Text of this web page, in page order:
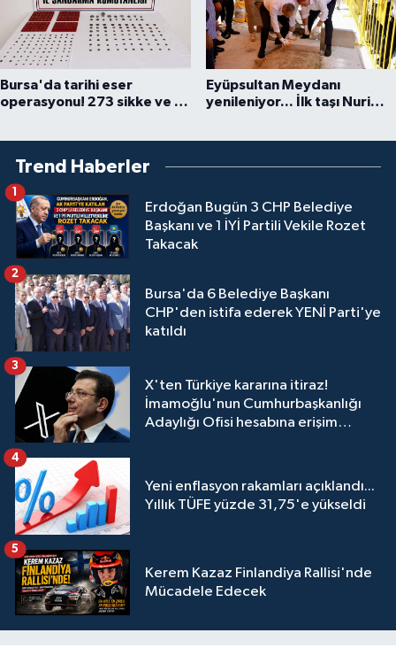
Bursa'da tarihi eser
operasyonu! 273 sikke ve 18
Eyüpsultan Meydanı
yenileniyor... İlk taşı Nuri
Trend Haberler
Erdoğan Bugün 3 CHP Belediye
Başkanı ve 1 İYİ Partili Vekile Rozet
Takacak
1
Bursa'da 6 Belediye Başkanı
CHP'den istifa ederek YENİ Parti'ye
katıldı
2
X'ten Türkiye kararına itiraz!
İmamoğlu'nun Cumhurbaşkanlığı
Adaylığı Ofisi hesabına erişim
3
Yeni enflasyon rakamları açıklandı...
Yıllık TÜFE yüzde 31,75'e yükseldi
4
Kerem Kazaz Finlandiya Rallisi'nde
Mücadele Edecek
5